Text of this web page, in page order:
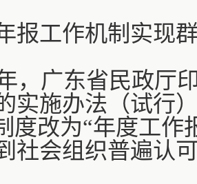
工作机制实现群
广东省民政厅印
实施办法（试行
度改为“年度工作
社会组织普遍认